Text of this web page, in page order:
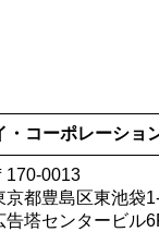
・コーポレーショ
170-0013
京都豊島区東池袋
告塔センタービル